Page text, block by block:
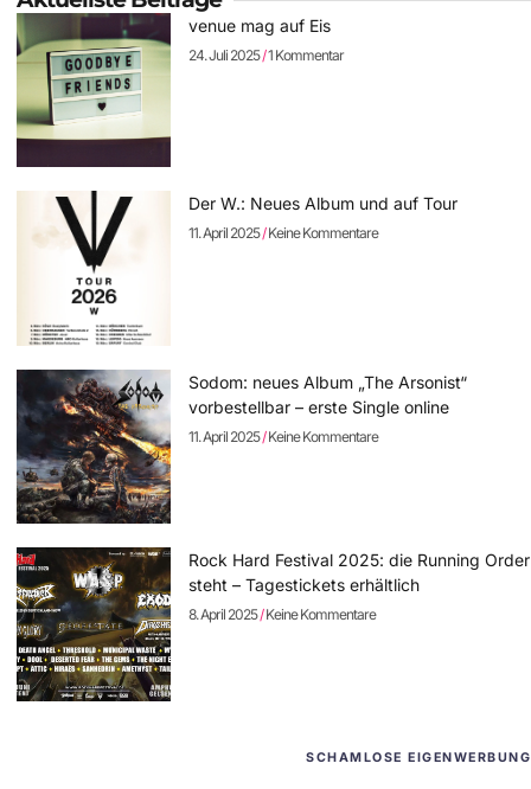
venue mag auf Eis
24. Juli 2025 1 Kommentar
Der W.: Neues Album und auf Tour
11. April 2025 Keine Kommentare
Sodom: neues Album „The Arsonist“
vorbestellbar – erste Single online
11. April 2025 Keine Kommentare
Rock Hard Festival 2025: die Running Order
steht – Tagestickets erhältlich
8. April 2025 Keine Kommentare
SCHAMLOSE EIGENWERBUNG